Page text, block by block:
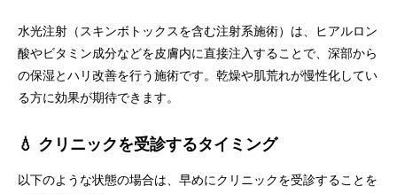
水光注射（スキンボトックスを含む注射系施術）は、ヒアルロン
酸やビタミン成分などを皮膚内に直接注入することで、深部から
の保湿とハリ改善を行う施術です。乾燥や肌荒れが慢性化してい
る方に効果が期待できます。
💧 クリニックを受診するタイミング
以下のような状態の場合は、早めにクリニックを受診することを